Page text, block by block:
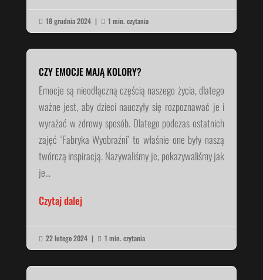
 18 grudnia 2024 |  1 min. czytania
CZY EMOCJE MAJĄ KOLORY?
Emocje są nieodłączną częścią naszego życia, dlatego
ważne jest, aby dzieci nauczyły się rozpoznawać je i
wyrażać w zdrowy sposób. Dlatego podczas ostatnich
zajęć ‘Fabryka Wyobraźni’ to właśnie one były naszą
twórczą inspiracją. Nazywaliśmy je, pokazywaliśmy jak
je...
Czytaj dalej
 22 lutego 2024 |  1 min. czytania